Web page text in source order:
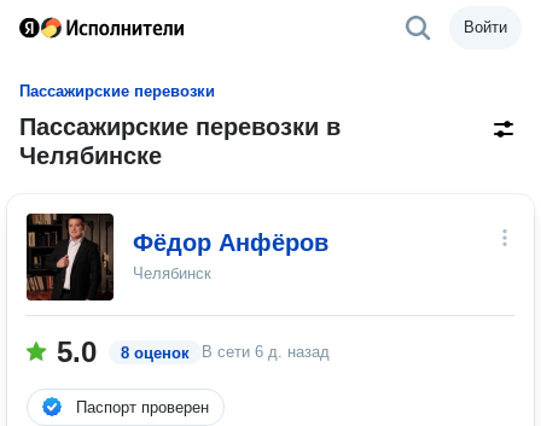
Войти
Пассажирские перевозки
Пассажирские перевозки в
Челябинске
Фёдор Анфёров
Челябинск
5.0 8 оценок В сети 6 д. назад
Паспорт проверен